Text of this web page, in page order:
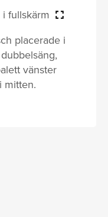
i fullskärm
placerade i
vänster
mitten.